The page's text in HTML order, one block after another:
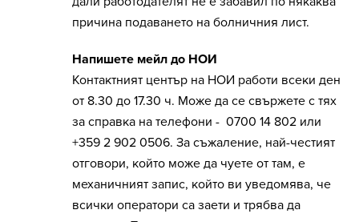
причина подаването на болничния лист.
Напишете мейл до НОИ
Контактният център на НОИ работи всеки ден
от 8.30 до 17.30 ч. Може да се свържете с тях
за справка на телефони - 0700 14 802 или
+359 2 902 0506. За съжаление, най-честият
отговори, който може да чуете от там, е
механичният запис, който ви уведомява, че
всички оператори са заети и трябва да